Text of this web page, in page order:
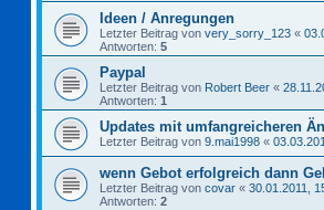
Ideen / Anregungen
Letzter Beitrag von very_sorry_123 «
Antworten: 5
Paypal
Letzter Beitrag von Robert Beer «
Antworten: 1
Updates mit umfangreicheren
Letzter Beitrag von 9.mai1998 «
wenn Gebot erfolgreich dann
Letzter Beitrag von covar « 30.01.2011,
Antworten: 2